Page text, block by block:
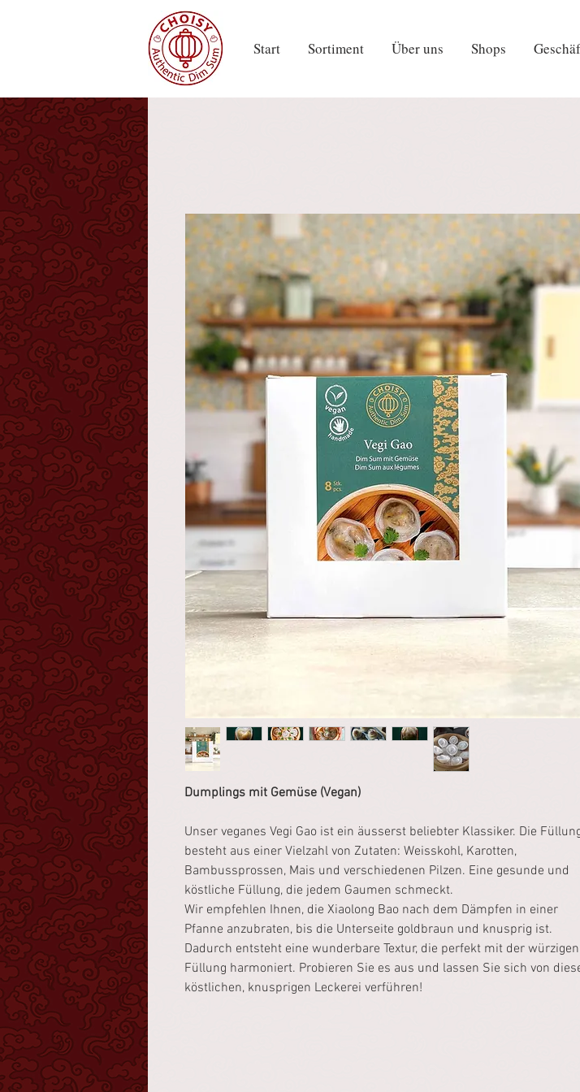
Start Sortiment Über uns Shops
Dumplings mit Gemüse (Vegan)
Unser veganes Vegi Gao ist ein äusserst beliebter Klassiker. Die
besteht aus einer Vielzahl von Zutaten: Weisskohl, Karotten,
Bambussprossen, Mais und verschiedenen Pilzen. Eine gesunde und
köstliche Füllung, die jedem Gaumen schmeckt.
Wir empfehlen Ihnen, die Xiaolong Bao nach dem Dämpfen in einer
Pfanne anzubraten, bis die Unterseite goldbraun und knusprig ist.
Dadurch entsteht eine wunderbare Textur, die perfekt mit der würzigen
Füllung harmoniert. Probieren Sie es aus und lassen Sie sich von
köstlichen, knusprigen Leckerei verführen!